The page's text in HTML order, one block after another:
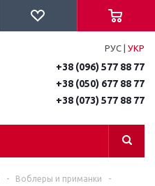
РУС УКР
+38 (096) 577 88 77
+38 (050) 677 88 77
+38 (073) 577 88 77
- Воблеры и приманки
-